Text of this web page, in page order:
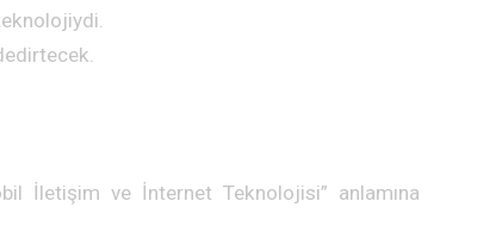
İletişim ve İnternet Teknolojisi” anlamına